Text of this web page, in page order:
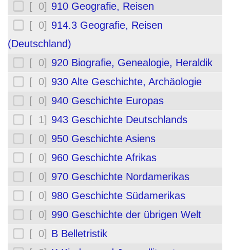
[ 0] 910 Geografie, Reisen
[ 0] 914.3 Geografie, Reisen
(Deutschland)
[ 0] 920 Biografie, Genealogie, Heraldik
[ 0] 930 Alte Geschichte, Archäologie
[ 0] 940 Geschichte Europas
[ 1] 943 Geschichte Deutschlands
[ 0] 950 Geschichte Asiens
[ 0] 960 Geschichte Afrikas
[ 0] 970 Geschichte Nordamerikas
[ 0] 980 Geschichte Südamerikas
[ 0] 990 Geschichte der übrigen Welt
[ 0] B Belletristik